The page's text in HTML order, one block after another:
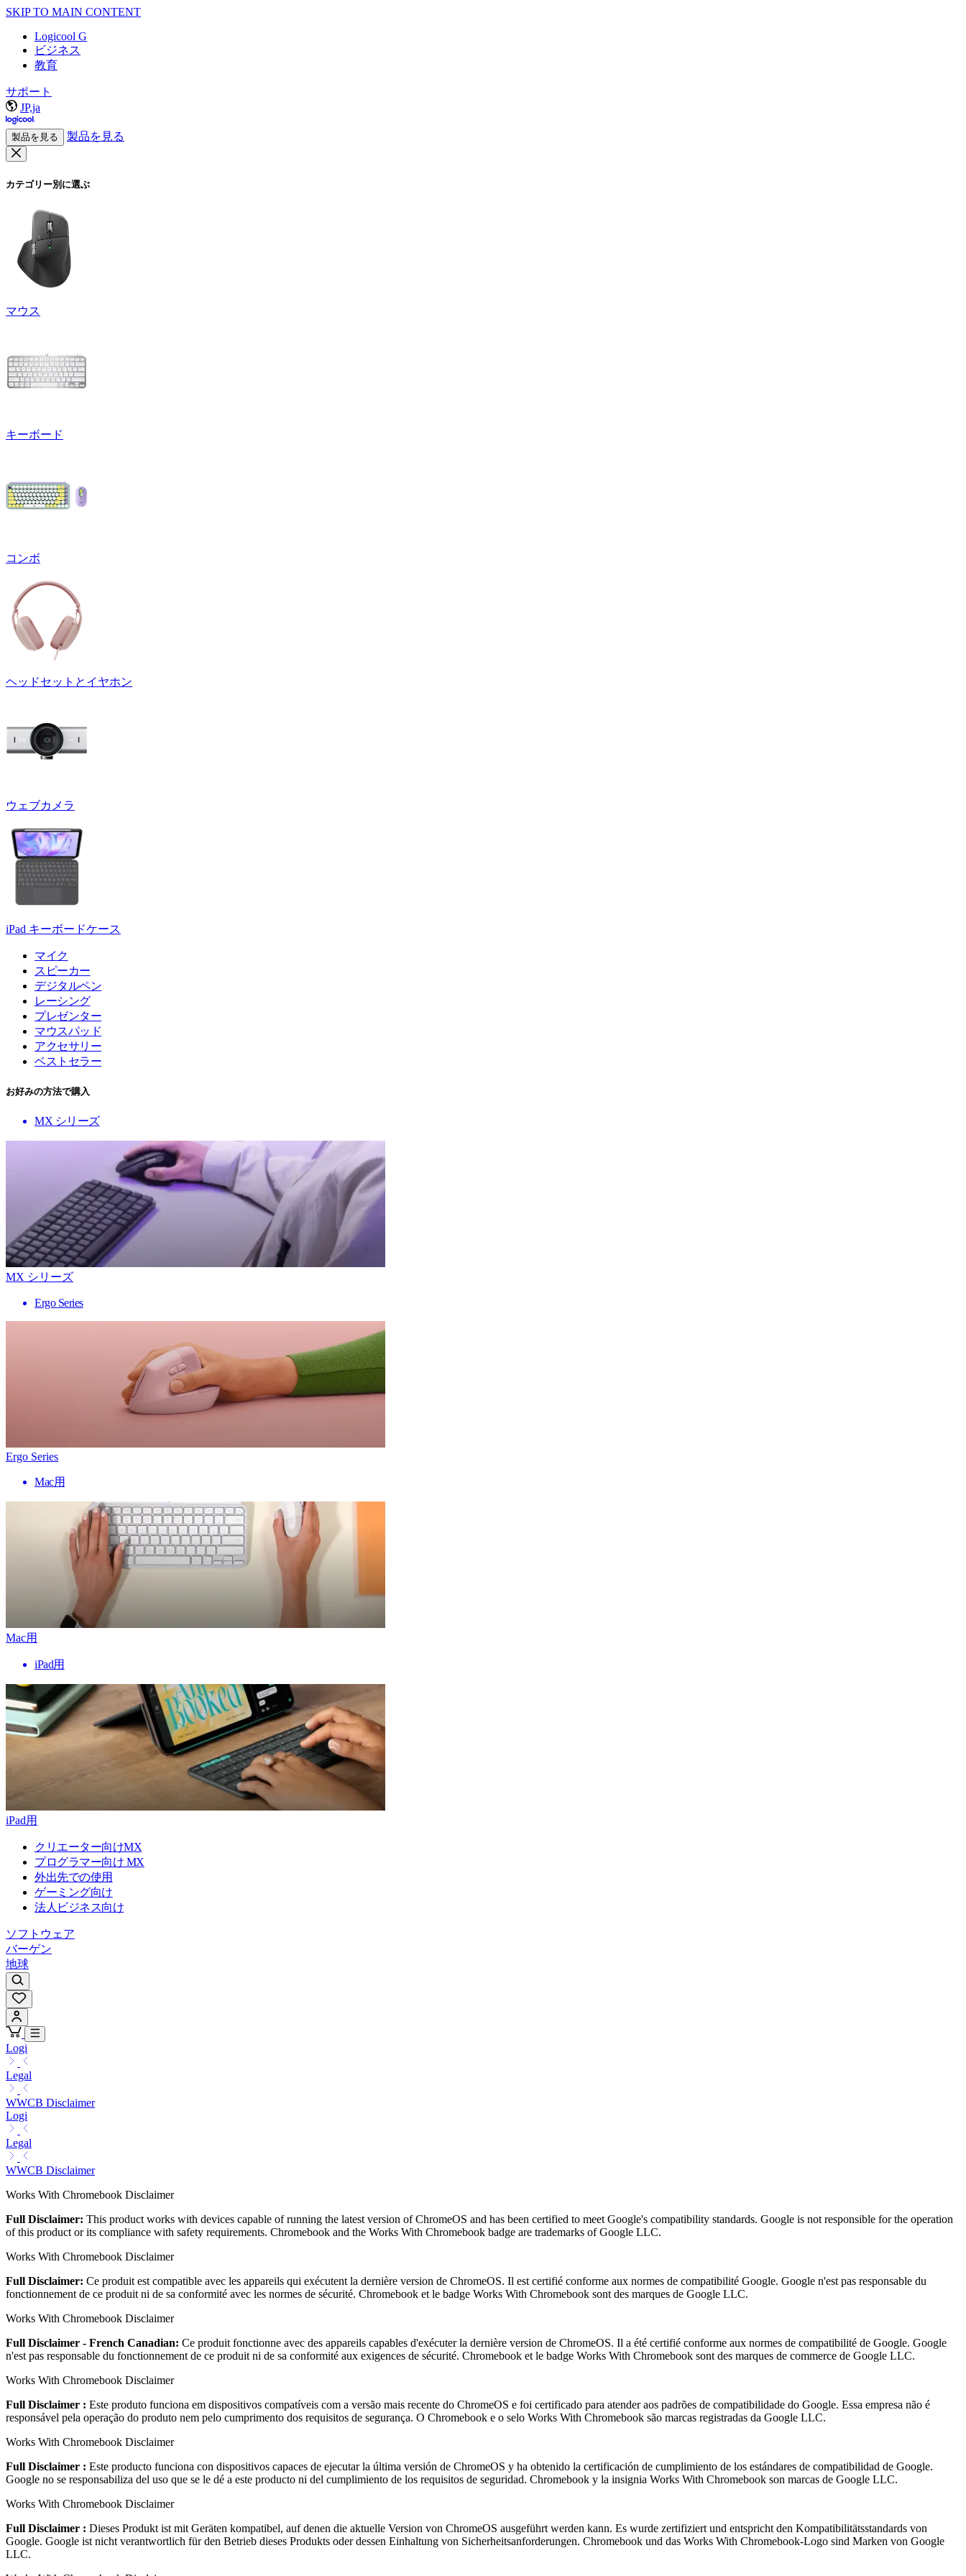
SKIP TO MAIN CONTENT
Logicool G
ビジネス
教育
サポート
JP,ja
製品を見る 製品を見る
カテゴリー別に選ぶ
マウス
キーボード
コンボ
ヘッドセットとイヤホン
ウェブカメラ
iPad キーボードケース
マイク
スピーカー
デジタルペン
レーシング
プレゼンター
マウスパッド
アクセサリー
ベストセラー
お好みの方法で購入
MX シリーズ
MX シリーズ
Ergo Series
Ergo Series
Mac用
Mac用
iPad用
iPad用
クリエーター向けMX
プログラマー向け MX
外出先での使用
ゲーミング向け
法人ビジネス向け
ソフトウェア
バーゲン
地球
Logi
Legal
WWCB Disclaimer
Logi
Legal
WWCB Disclaimer
Works With Chromebook Disclaimer
Full Disclaimer: This product works with devices capable of running the latest version of ChromeOS and has been certified to meet Google's compatibility standards. Google is not responsible for the operation
of this product or its compliance with safety requirements. Chromebook and the Works With Chromebook badge are trademarks of Google LLC.
Works With Chromebook Disclaimer
Full Disclaimer: Ce produit est compatible avec les appareils qui exécutent la dernière version de ChromeOS. Il est certifié conforme aux normes de compatibilité Google. Google n'est pas responsable du
fonctionnement de ce produit ni de sa conformité avec les normes de sécurité. Chromebook et le badge Works With Chromebook sont des marques de Google LLC.
Works With Chromebook Disclaimer
Full Disclaimer - French Canadian: Ce produit fonctionne avec des appareils capables d'exécuter la dernière version de ChromeOS. Il a été certifié conforme aux normes de compatibilité de Google. Google
n'est pas responsable du fonctionnement de ce produit ni de sa conformité aux exigences de sécurité. Chromebook et le badge Works With Chromebook sont des marques de commerce de Google LLC.
Works With Chromebook Disclaimer
Full Disclaimer : Este produto funciona em dispositivos compatíveis com a versão mais recente do ChromeOS e foi certificado para atender aos padrões de compatibilidade do Google. Essa empresa não é
responsável pela operação do produto nem pelo cumprimento dos requisitos de segurança. O Chromebook e o selo Works With Chromebook são marcas registradas da Google LLC.
Works With Chromebook Disclaimer
Full Disclaimer : Este producto funciona con dispositivos capaces de ejecutar la última versión de ChromeOS y ha obtenido la certificación de cumplimiento de los estándares de compatibilidad de Google.
Google no se responsabiliza del uso que se le dé a este producto ni del cumplimiento de los requisitos de seguridad. Chromebook y la insignia Works With Chromebook son marcas de Google LLC.
Works With Chromebook Disclaimer
Full Disclaimer : Dieses Produkt ist mit Geräten kompatibel, auf denen die aktuelle Version von ChromeOS ausgeführt werden kann. Es wurde zertifiziert und entspricht den Kompatibilitätsstandards von
Google. Google ist nicht verantwortlich für den Betrieb dieses Produkts oder dessen Einhaltung von Sicherheitsanforderungen. Chromebook und das Works With Chromebook-Logo sind Marken von Google
LLC.